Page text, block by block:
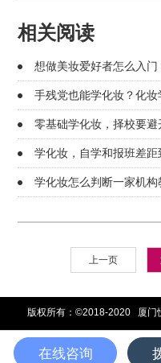
相关阅读
想做美妆爱好者怎么入
手残党也能学化妆？化妆
零基础学化妆，择校要避
学化妆，自学和报班差距
学化妆怎么判断一家机构
上一页
版权所有：©2018-2020 厦门
在线咨询